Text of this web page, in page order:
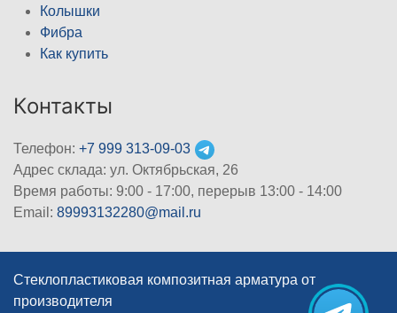
Колышки
Фибра
Как купить
Контакты
Телефон: +7 999 313-09-03
Адрес склада: ул. Октябрьская, 26
Время работы: 9:00 - 17:00, перерыв 13:00 - 14:00
Email: 89993132280@mail.ru
Стеклопластиковая композитная арматура от
производителя